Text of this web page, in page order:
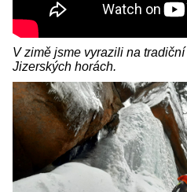
V zimě jsme vyrazili na tradiční
Jizerských horách.